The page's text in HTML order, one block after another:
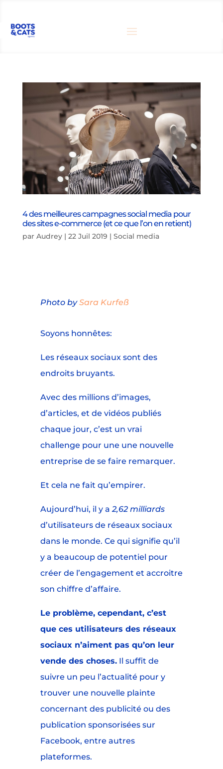
4 des meilleures campagnes social media pour
des sites e-commerce (et ce que l’on en retient)
par Audrey| 22 Juil 2019 | Social media
Photo bySara Kurfeß
Soyons honnêtes:
Les réseaux sociaux sont des
endroits bruyants.
Avec des millions d’images,
d’articles, et de vidéos publiés
chaque jour, c’est un vrai
challenge pour une une nouvelle
entreprise de se faire remarquer.
Et cela ne fait qu’empirer.
Aujourd’hui, il y a2,62 milliards
d’utilisateurs de réseaux sociaux
dans le monde. Ce qui signifie qu’il
y a beaucoup de potentiel pour
créer de l’engagement et accroitre
son chiffre d’affaire.
Le problème, cependant, c’est
que ces utilisateurs des réseaux
sociaux n’aiment pas qu’on leur
vende des choses.Il suffit de
suivre un peu l’actualité pour y
trouver une nouvelle plainte
concernant des publicité ou des
publication sponsorisées sur
Facebook, entre autres
plateformes.